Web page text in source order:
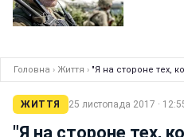
Головна › Життя › "Я на стороне тех,
ЖИТТЯ 25 листопада 2017 ·
"Я на стороне тех,